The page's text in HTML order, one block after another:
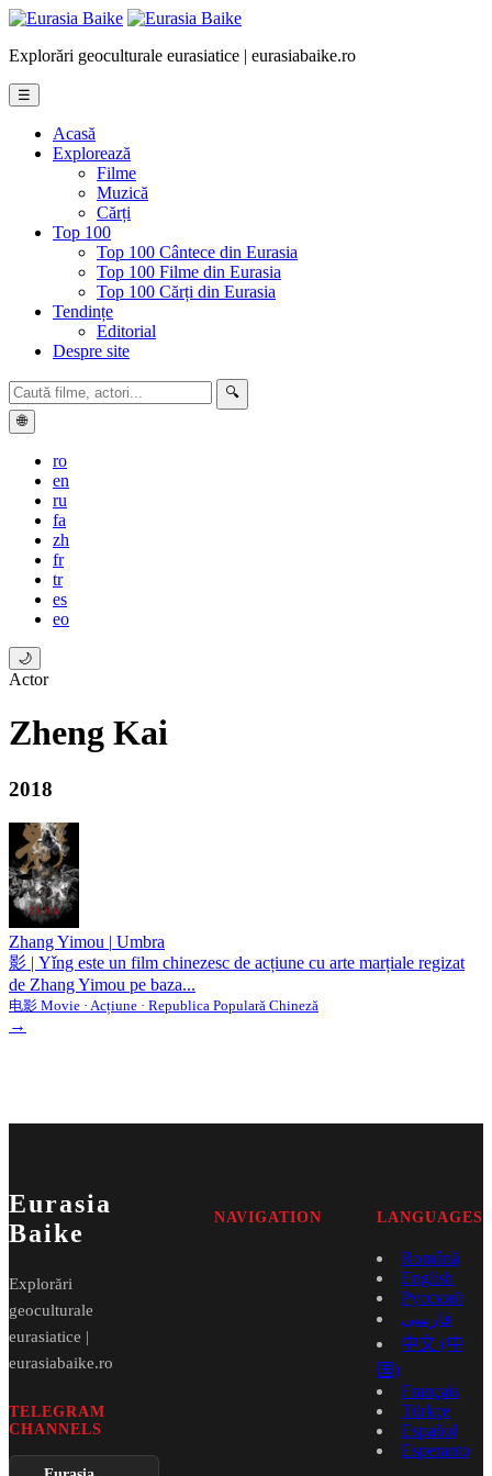
Explorări geoculturale eurasiatice | eurasiabaike.ro
☰
Acasă
Explorează
Filme
Muzică
Cărți
Top 100
Top 100 Cântece din Eurasia
Top 100 Filme din Eurasia
Top 100 Cărți din Eurasia
Tendințe
Editorial
Despre site
🔍
🌐
ro
en
ru
fa
zh
fr
tr
es
eo
🌙
Actor
Zheng Kai
2018
Zhang Yimou | Umbra
影 | Yǐng este un film chinezesc de acțiune cu arte marțiale regizat
de Zhang Yimou pe baza...
电影 Movie · Acțiune · Republica Populară Chineză
→
Eurasia
Baike
Explorări
geoculturale
eurasiatice |
eurasiabaike.ro
TELEGRAM
CHANNELS
NAVIGATION LANGUAGES
Română
English
Русский
فارسی
中文 (中
国)
Français
Türkçe
Español
Esperanto